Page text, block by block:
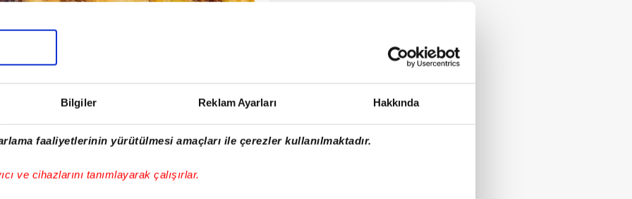
Bilgiler Reklam Ayarları Hakkında
faaliyetlerinin yürütülmesi amaçları ile çerezler kullanılmaktadır.
ve cihazlarını tanımlayarak çalışırlar.